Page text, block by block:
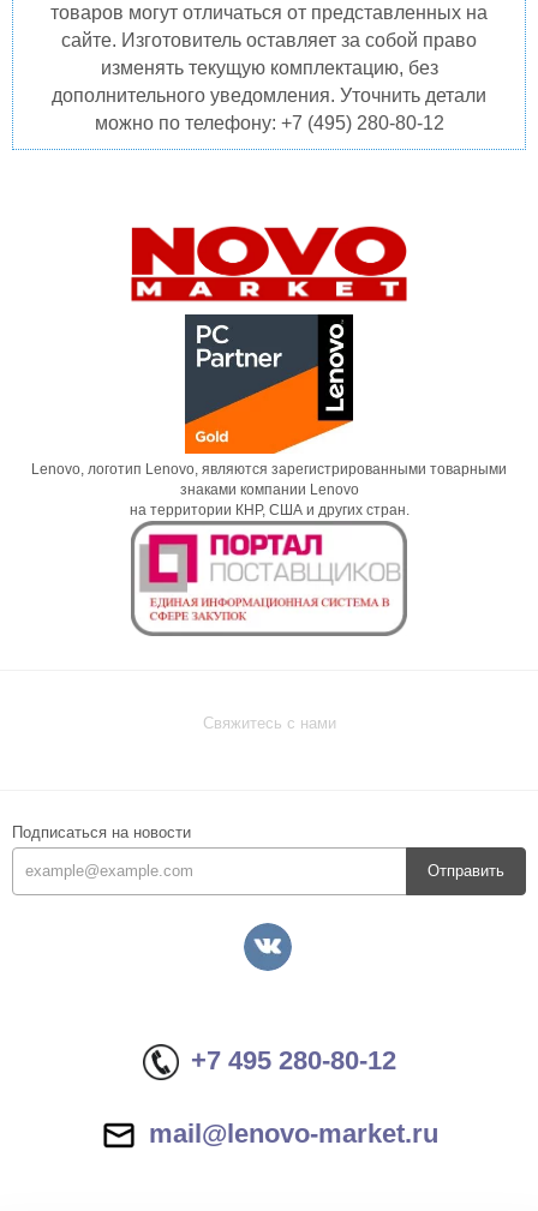
товаров могут отличаться от представленных на
сайте. Изготовитель оставляет за собой право
изменять текущую комплектацию, без
дополнительного уведомления. Уточнить детали
можно по телефону: +7 (495) 280-80-12
Lenovo, логотип Lenovo, являются зарегистрированными товарными
знаками компании Lenovo
на территории КНР, США и других стран.
Свяжитесь с нами
Подписаться на новости
Отправить
+7 495 280-80-12
mail@lenovo-market.ru